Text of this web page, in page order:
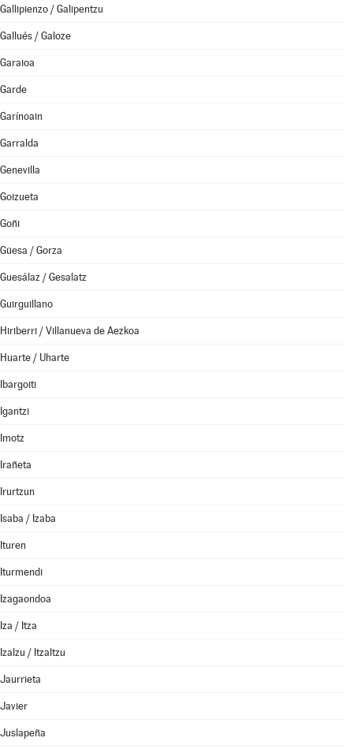
Gallipienzo / Galipentzu
Gallués / Galoze
Garaioa
Garde
Garínoain
Garralda
Genevilla
Goizueta
Goñi
Güesa / Gorza
Guesálaz / Gesalatz
Guirguillano
Hiriberri / Villanueva de Aezkoa
Huarte / Uharte
Ibargoiti
Igantzi
Imotz
Irañeta
Irurtzun
Isaba / Izaba
Ituren
Iturmendi
Izagaondoa
Iza / Itza
Izalzu / Itzaltzu
Jaurrieta
Javier
Juslapeña